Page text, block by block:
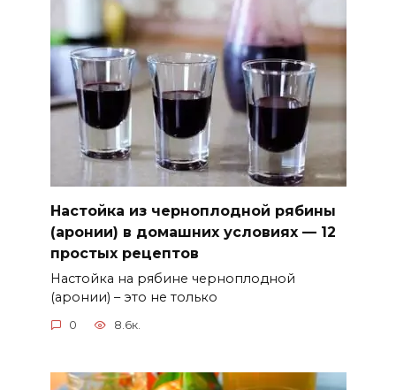
Настойка из черноплодной рябины
(аронии) в домашних условиях — 12
простых рецептов
Настойка на рябине черноплодной
(аронии) – это не только
0 8.6к.